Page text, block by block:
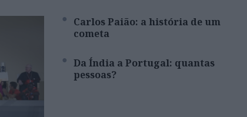
Carlos Paião: a história de um
cometa
Da Índia a Portugal: quantas
pessoas?